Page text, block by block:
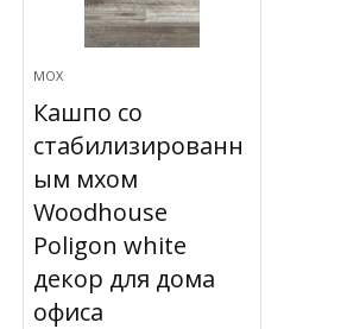
МОХ
Кашпо со
стабилизированн
ым мхом
Woodhouse
Poligon white
декор для дома
офиса